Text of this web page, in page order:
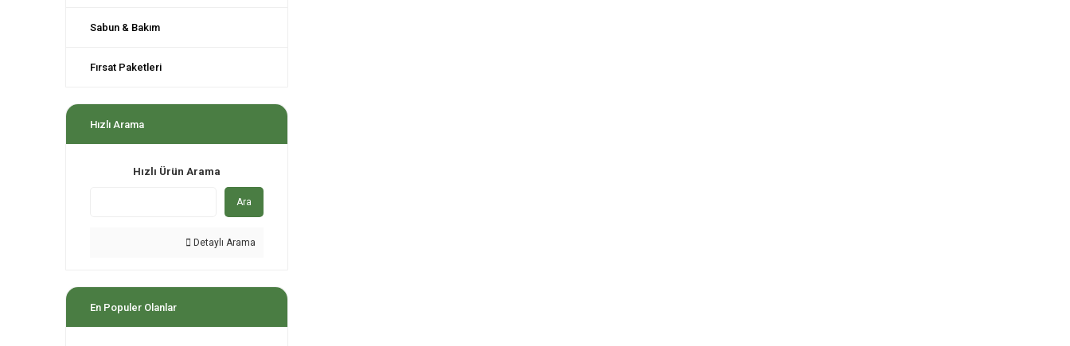
Sabun & Bakım
Fırsat Paketleri
Hızlı Arama
Hızlı Ürün Arama
Ara
Detaylı Arama
En Populer Olanlar